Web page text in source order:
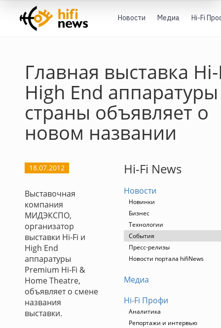
Новости Медиа Hi-Fi
Главная выставка
High End аппаратуры
страны объявляет о
новом названии
18.07.2012
Выставочная
компания
МИДЭКСПО,
организатор
выставки Hi-Fi и
High End
аппаратуры
Premium Hi-Fi &
Home Theatre,
объявляет о смене
названия
выставки.
Hi-Fi News
Новости
Новинки
Бизнес
Технологии
События
Пресс-релизы
Новости портала hifiNews
Медиа
Hi-Fi Профи
Аналитика
Репортажи и интервью